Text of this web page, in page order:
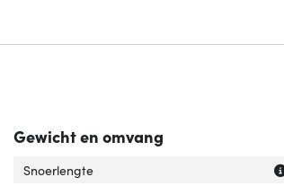
Gewicht en omvang
Snoerlengte